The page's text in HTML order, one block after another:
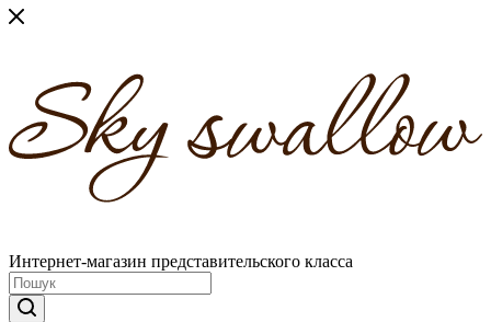
Интернет-магазин представительского класса